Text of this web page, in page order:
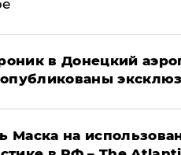
в Донецкий
Маска на